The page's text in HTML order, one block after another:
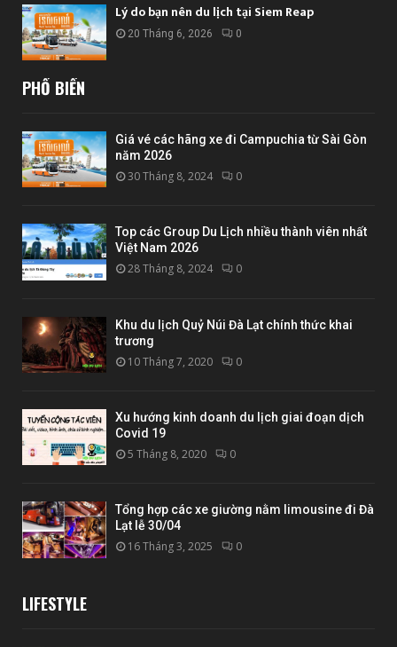
Lý do bạn nên du lịch tại Siem Reap
20 Tháng 6, 2026 0
PHỔ BIẾN
Giá vé các hãng xe đi Campuchia từ Sài Gòn
năm 2026
30 Tháng 8, 2024 0
Top các Group Du Lịch nhiều thành viên nhất
Việt Nam 2026
28 Tháng 8, 2024 0
Khu du lịch Quỷ Núi Đà Lạt chính thức khai
trương
10 Tháng 7, 2020 0
Xu hướng kinh doanh du lịch giai đoạn dịch
Covid 19
5 Tháng 8, 2020 0
Tổng hợp các xe giường nằm limousine đi Đà
Lạt lễ 30/04
16 Tháng 3, 2025 0
LIFESTYLE